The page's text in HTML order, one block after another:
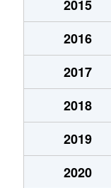
上坂部
上坂部
上坂部
上坂部
上坂部
上坂部
2015
2016
2017
2018
2019
2020